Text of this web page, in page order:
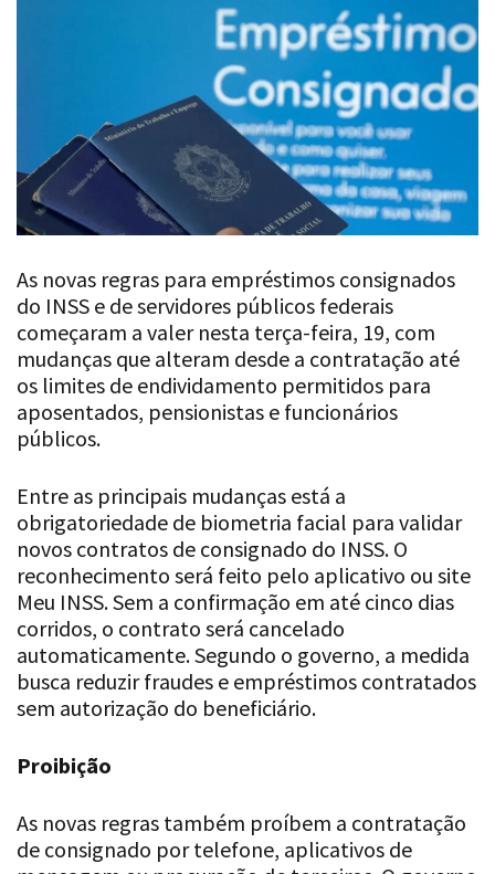
As novas regras para empréstimos consignados
do INSS e de servidores públicos federais
começaram a valer nesta terça-feira, 19, com
mudanças que alteram desde a contratação até
os limites de endividamento permitidos para
aposentados, pensionistas e funcionários
públicos.
Entre as principais mudanças está a
obrigatoriedade de biometria facial para validar
novos contratos de consignado do INSS. O
reconhecimento será feito pelo aplicativo ou site
Meu INSS. Sem a confirmação em até cinco dias
corridos, o contrato será cancelado
automaticamente. Segundo o governo, a medida
busca reduzir fraudes e empréstimos contratados
sem autorização do beneficiário.
Proibição
As novas regras também proíbem a contratação
de consignado por telefone, aplicativos de